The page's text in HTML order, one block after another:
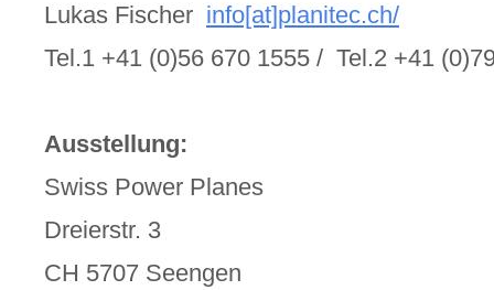
Lukas Fischer info[at]planitec.ch/
Tel.1 +41 (0)56 670 1555 / Tel.2 +41
Ausstellung:
Swiss Power Planes
Dreierstr. 3
CH 5707 Seengen